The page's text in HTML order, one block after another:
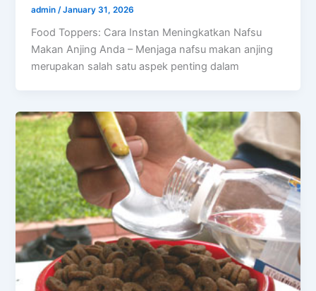
admin /January 31, 2026
Food Toppers: Cara Instan Meningkatkan Nafsu
Makan Anjing Anda – Menjaga nafsu makan anjing
merupakan salah satu aspek penting dalam